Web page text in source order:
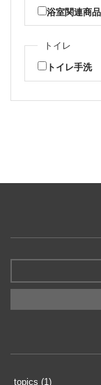
浴室関連商品
トイレ
トイレ手洗
topics (1)